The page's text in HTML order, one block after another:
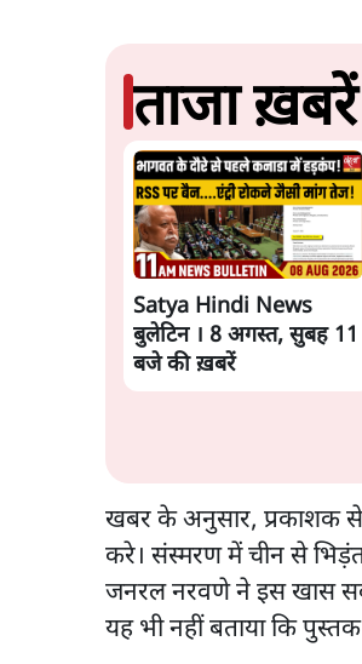
ताजा ख़बरें
Satya Hindi News
बुलेटिन । 8 अगस्त, सुबह 11
बजे की ख़बरें
खबर के अनुसार, प्रकाशक
करे। संस्मरण में चीन से
जनरल नरवणे ने इस खास
यह भी नहीं बताया कि